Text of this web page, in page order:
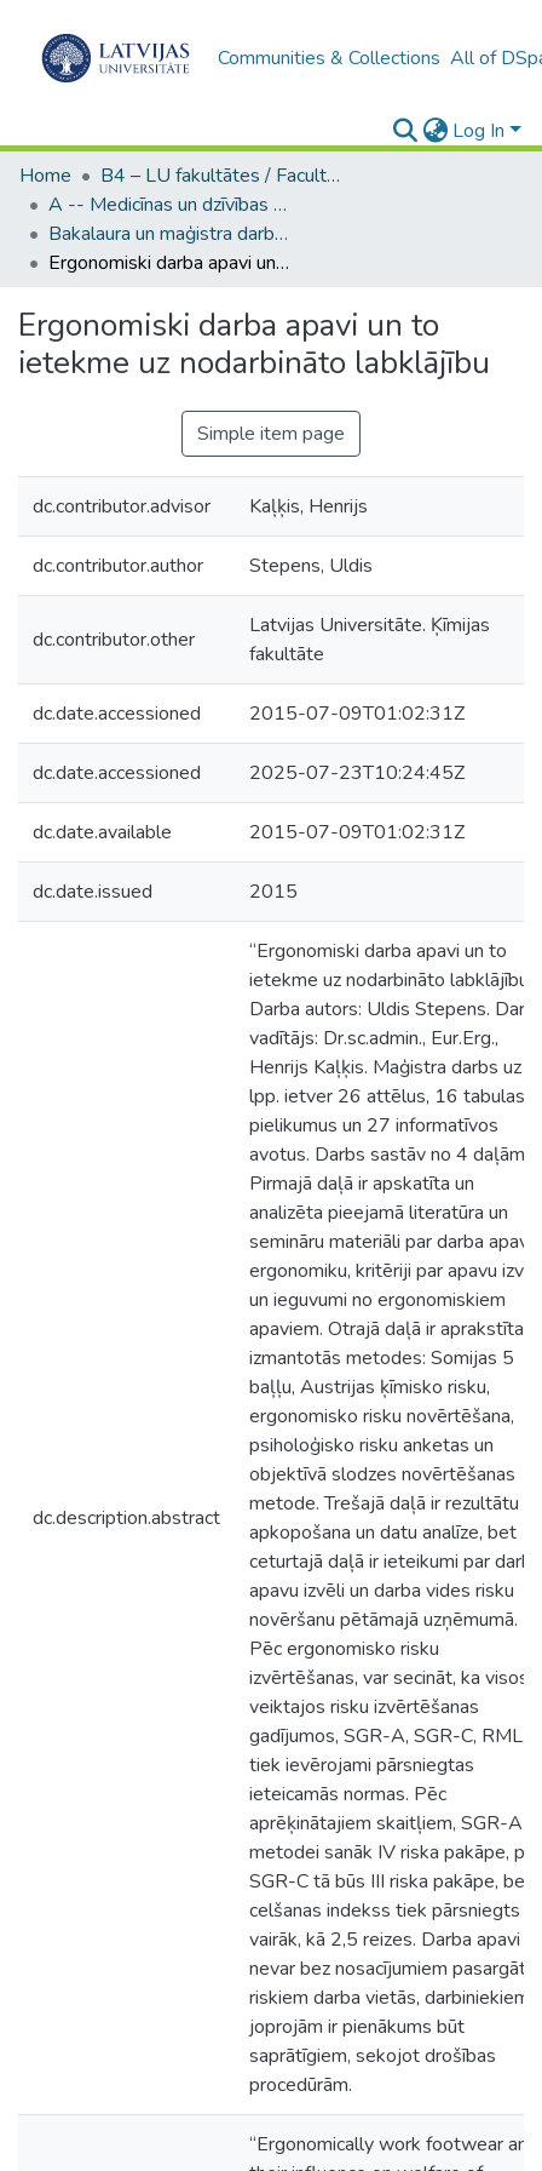
Communities & Collections All of
Log In
Home
B4 – LU fakultātes / Faculties of the UL
A -- Medicīnas un dzīvības zinātņu fakultāte / Faculty of Medicine and Life Sciences
Bakalaura un maģistra darbi (MDZF) / Bachelor's and Master's theses
Ergonomiski darba apavi un to ietekme uz nodarbināto labklājību
Ergonomiski darba apavi un to
ietekme uz nodarbināto labklājību
Simple item page
dc.contributor.advisor Kaļķis, Henrijs
dc.contributor.author Stepens, Uldis
dc.contributor.other
Latvijas Universitāte. Ķīmijas
fakultāte
dc.date.accessioned 2015-07-09T01:02:31Z
dc.date.accessioned 2025-07-23T10:24:45Z
dc.date.available 2015-07-09T01:02:31Z
dc.date.issued 2015
dc.description.abstract
“Ergonomiski darba apavi un to
ietekme uz nodarbināto labklājību”.
Darba autors: Uldis Stepens.
vadītājs: Dr.sc.admin., Eur.Erg.,
Henrijs Kaļķis. Maģistra darbs uz
lpp. ietver 26 attēlus, 16 tabulas,
pielikumus un 27 informatīvos
avotus. Darbs sastāv no 4 daļām.
Pirmajā daļā ir apskatīta un
analizēta pieejamā literatūra un
semināru materiāli par darba apavu
ergonomiku, kritēriji par apavu izvēli
un ieguvumi no ergonomiskiem
apaviem. Otrajā daļā ir aprakstītas
izmantotās metodes: Somijas 5
baļļu, Austrijas ķīmisko risku,
ergonomisko risku novērtēšana,
psiholoģisko risku anketas un
objektīvā slodzes novērtēšanas
metode. Trešajā daļā ir rezultātu
apkopošana un datu analīze, bet
ceturtajā daļā ir ieteikumi par darba
apavu izvēli un darba vides risku
novēršanu pētāmajā uzņēmumā.
Pēc ergonomisko risku
izvērtēšanas, var secināt, ka visos
veiktajos risku izvērtēšanas
gadījumos, SGR-A, SGR-C, RML,
tiek ievērojami pārsniegtas
ieteicamās normas. Pēc
aprēķinātajiem skaitļiem, SGR-A
metodei sanāk IV riska pakāpe,
SGR-C tā būs III riska pakāpe, bet
celšanas indekss tiek pārsniegts
vairāk, kā 2,5 reizes. Darba apavi
nevar bez nosacījumiem pasargāt
riskiem darba vietās, darbiniekiem,
joprojām ir pienākums būt
saprātīgiem, sekojot drošības
procedūrām.
“Ergonomically work footwear and